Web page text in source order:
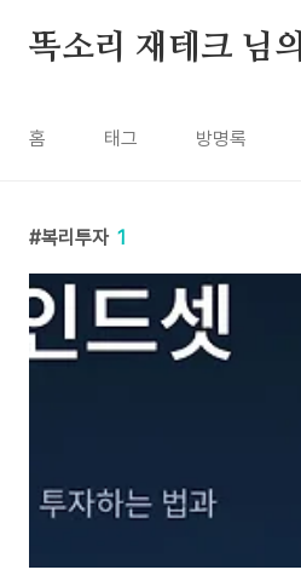
똑소리 재테크 님
홈 태그 방명록
복리투자 1